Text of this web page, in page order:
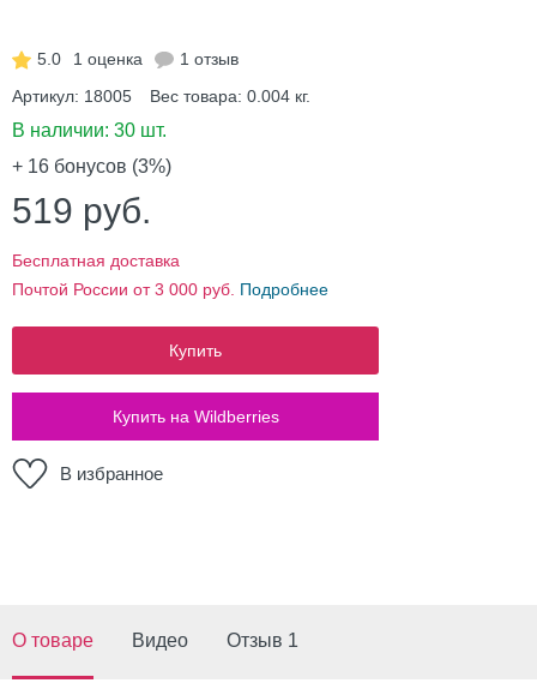
5.0 1 оценка
1 отзыв
Артикул: 18005 Вес товара: 0.004 кг.
В наличии: 30 шт.
+ 16 бонусов (3%)
519 руб.
Бесплатная доставка
Почтой России от 3 000 руб. Подробнее
Купить
Купить на Wildberries
В избранное
О товаре Видео Отзыв 1